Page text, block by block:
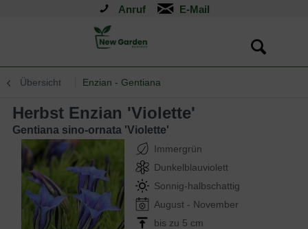
Anruf
Übersicht Enzian - Gentiana
Herbst Enzian 'Violette'
Gentiana sino-ornata 'Violette'
Immergrün
Dunkelblauviolett
Sonnig-halbschattig
August - November
bis zu 5 cm